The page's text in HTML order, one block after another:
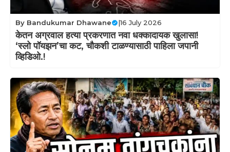
By Bandukumar Dhawane |16 July 2026
केतन अग्रवाल हत्या प्रकरणात नवा धक्कादायक खुलासा!
‘स्लो पॉयझन’चा कट, चौकशी टाळण्यासाठी पाहिला जपानी
व्हिडिओ.!